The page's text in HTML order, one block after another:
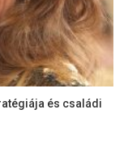
és családi